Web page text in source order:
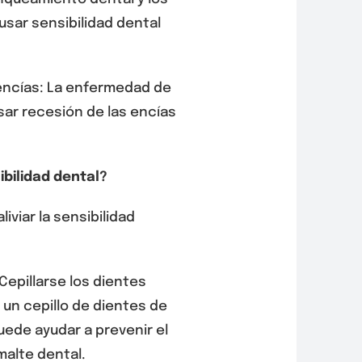
sensibilidad dental
La enfermedad de
recesión de las encías
dental?
la sensibilidad
los dientes
cepillo de dientes de
ayudar a prevenir el
dental.